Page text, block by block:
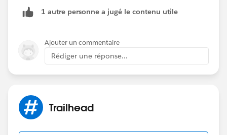
make it available
for others as a proper solution.
1 autre personne a jugé le contenu utile
Ajouter un commentaire
Rédiger une réponse...
Trailhead